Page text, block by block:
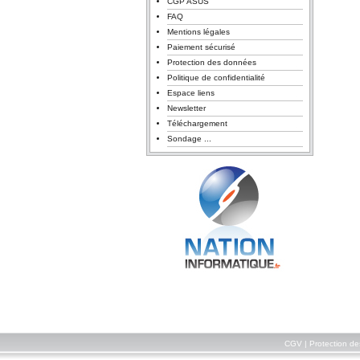
FAQ
Mentions légales
Paiement sécurisé
Protection des données
Politique de confidentialité
Espace liens
Newsletter
Téléchargement
Sondage ...
CGV Protection